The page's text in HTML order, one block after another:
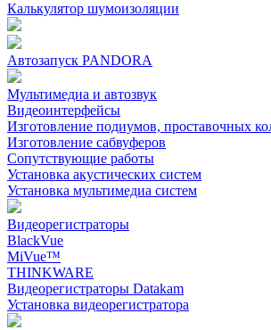
Калькулятор шумоизоляции
Автозапуск PANDORA
Мультимедиа и автозвук
Видеоинтерфейсы
Изготовление подиумов, проставочных
Изготовление сабвуферов
Сопутствующие работы
Установка акустических систем
Установка мультимедиа систем
Видеорегистраторы
BlackVue
MiVue™
THINKWARE
Видеорегистраторы Datakam
Установка видеорегистратора